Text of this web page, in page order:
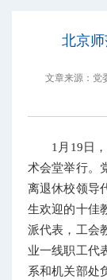
北京
文章来源：党
1月19日
术会堂举行。
离退休校领导
生欢迎的十佳
派代表，工会
业一线职工代
系和机关部处